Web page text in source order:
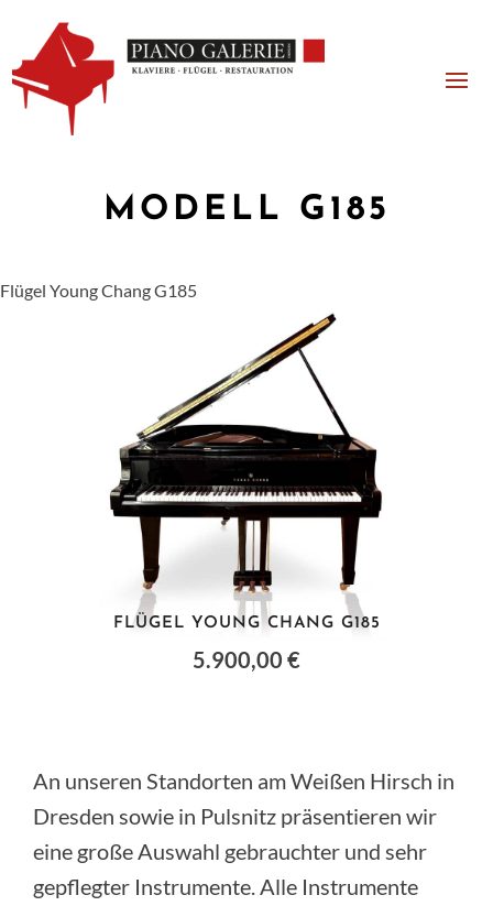
MODELL G185
Flügel Young Chang G185
FLÜGEL YOUNG CHANG G185
5.900,00 €
An unseren Standorten am Weißen Hirsch in
Dresden sowie in Pulsnitz präsentieren wir
eine große Auswahl gebrauchter und sehr
gepflegter Instrumente. Alle Instrumente